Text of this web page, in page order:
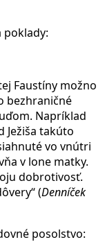
poklady:
Faustíny možno
bezhraničné
Napríklad
Ježiša takúto
vo vnútri
v lone matky.
dobrotivosť.
(Denníček
posolstvo: